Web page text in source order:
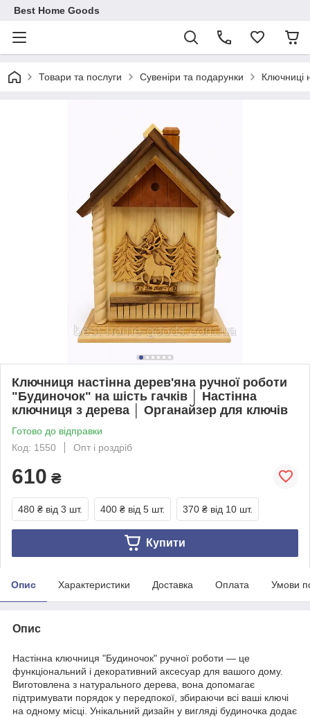
Best Home Goods
Товари та послуги Сувеніри та подарунки Ключниці
Ключниця настінна дерев'яна ручної роботи
"Будиночок" на шість гачків │ Настінна
ключниця з дерева │ Органайзер для ключів
Готово до відправки
Код: 1550
Опт і роздріб
610 ₴
480 ₴ від 3 шт. 400 ₴ від 5 шт. 370 ₴ від 10 шт.
Купити
Опис Характеристики Доставка Оплата Умови
Опис
Настінна ключниця "Будиночок" ручної роботи — це
функціональний і декоративний аксесуар для вашого дому.
Виготовлена з натурального дерева, вона допомагає
підтримувати порядок у передпокої, збираючи всі ваші ключі
на одному місці. Унікальний дизайн у вигляді будиночка додає